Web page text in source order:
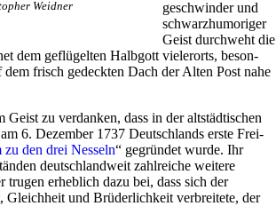
Weidner
geschwinder und
schwarz­hu­mo­riger
Geist durch­weht die
dem geflü­gelten Halb­gott vie­ler­orts, beson­
frisch gedeckten Dach der Alten Post nahe
Geist zu ver­danken, dass in der alt­städ­ti­schen
6. Dezember 1737 Deutsch­lands erste Frei­
zu den drei Nes­seln“ gegründet wurde. Ihr
deutsch­land­weit zahl­reiche wei­tere
erheb­lich dazu bei, dass sich der
Gleich­heit und Brü­der­lich­keit ver­brei­tete, der